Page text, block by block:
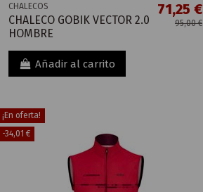
CHALECOS
CHALECO GOBIK VECTOR 2.0
HOMBRE
71,25 €
95,00 €
Añadir al carrito
¡En oferta!
-34,01 €